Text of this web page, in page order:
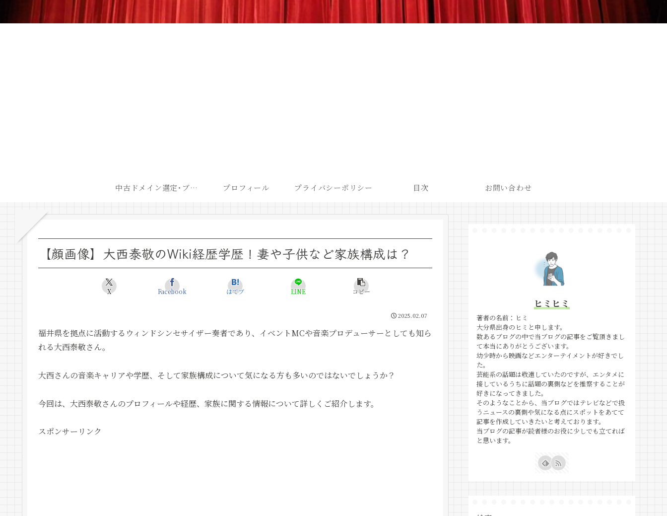
中古ドメイン選定･ブログ開設後最短での収益化戦略 プロフィール プライバシーポリシー 目次 お問い合わせ
【顔画像】大西泰敬のWiki経歴学歴！妻や子供など家族構成は？
X Facebook はてブ LINE コピー
2025.02.07
福井県を拠点に活動するウィンドシンセサイザー奏者であり、イベントMCや音楽プロデューサーとしても知ら
れる大西泰敬さん。
大西さんの音楽キャリアや学歴、そして家族構成について気になる方も多いのではないでしょうか？
今回は、大西泰敬さんのプロフィールや経歴、家族に関する情報について詳しくご紹介します。
スポンサーリンク
ヒミヒミ
著者の名前：ヒミ
大分県出身のヒミと申します。
数あるブログの中で当ブログの記事をご覧頂きまし
て本当にありがとうございます。
幼少時から映画などエンターテイメントが好きでし
た。
芸能系の話題は敬遠していたのですが、エンタメに
接しているうちに話題の裏側などを推察することが
好きになってきました。
そのようなことから、当ブログではテレビなどで扱
うニュースの裏側や気になる点にスポットをあてて
記事を作成していきたいと考えております。
当ブログの記事が読者様のお役に少しでも立てれば
と思います。